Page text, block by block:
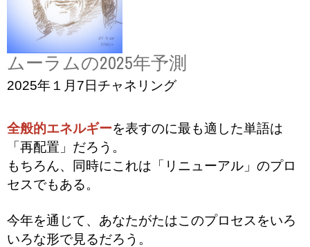
ムーラムの2025年予測
2025年１月7日チャネリング
全般的エネルギーを表すのに最も適した単語は
「再配置」だろう。
もちろん、同時にこれは「リニューアル」のプロ
セスでもある。
今年を通じて、あなたがたはこのプロセスをいろ
いろな形で見るだろう。